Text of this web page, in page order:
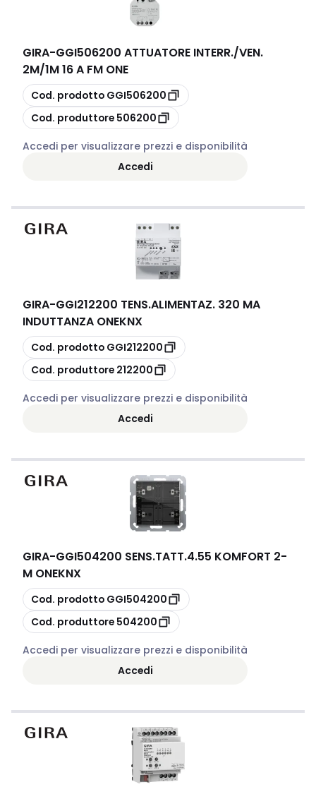
GIRA-GGI506200 ATTUATORE INTERR./VEN.
2M/1M 16 A FM ONE
copia
Cod. prodotto GGI506200
copia
Cod. produttore 506200
Accedi per visualizzare prezzi e disponibilità
Accedi
GIRA-GGI212200 TENS.ALIMENTAZ. 320 MA
INDUTTANZA ONEKNX
copia
Cod. prodotto GGI212200
copia
Cod. produttore 212200
Accedi per visualizzare prezzi e disponibilità
Accedi
GIRA-GGI504200 SENS.TATT.4.55 KOMFORT 2-
M ONEKNX
copia
Cod. prodotto GGI504200
copia
Cod. produttore 504200
Accedi per visualizzare prezzi e disponibilità
Accedi